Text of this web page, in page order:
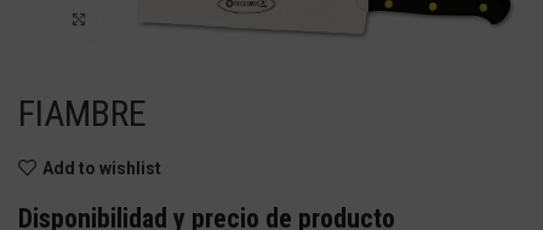
Haga Click para agrandar
FIAMBRE
Add to wishlist
Disponibilidad y precio de producto